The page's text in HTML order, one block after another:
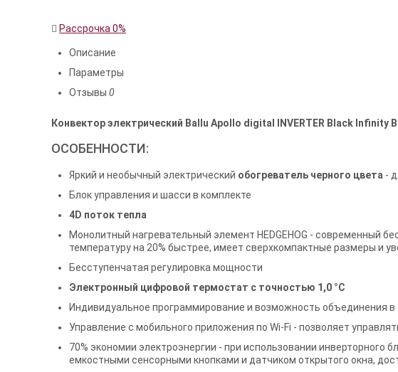
Рассрочка 0%
Описание
Параметры
Отзывы 0
Конвектор электрический Ballu Apollo digital INVERTER Black Infinity
ОСОБЕННОСТИ:
Яркий и необычный электрический обогреватель черного цвета -
Блок управления и шасси в комплекте
4D поток тепла
Монолитный нагревательный элемент HEDGEHOG - современный
температуру на 20% быстрее, имеет сверхкомпактные размеры и
Бесступенчатая регулировка мощности
Электронный цифровой термостат с точностью 1,0 °С
Индивидуальное программирование и возможность объединения
Управление c мобильного приложения по Wi-Fi - позволяет
70% экономии электроэнергии - при использовании
емкостными сенсорными кнопками и датчиком открытого окна,